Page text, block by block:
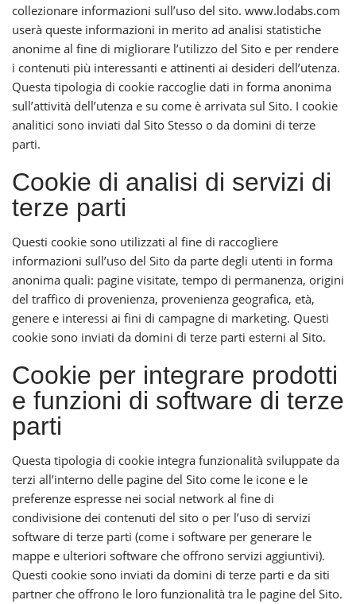
collezionare informazioni sull’uso del sito. www.lodabs.com
userà queste informazioni in merito ad analisi statistiche
anonime al fine di migliorare l’utilizzo del Sito e per rendere
i contenuti più interessanti e attinenti ai desideri dell’utenza.
Questa tipologia di cookie raccoglie dati in forma anonima
sull’attività dell’utenza e su come è arrivata sul Sito. I cookie
analitici sono inviati dal Sito Stesso o da domini di terze
parti.
Cookie di analisi di servizi di
terze parti
Questi cookie sono utilizzati al fine di raccogliere
informazioni sull’uso del Sito da parte degli utenti in forma
anonima quali: pagine visitate, tempo di permanenza, origini
del traffico di provenienza, provenienza geografica, età,
genere e interessi ai fini di campagne di marketing. Questi
cookie sono inviati da domini di terze parti esterni al Sito.
Cookie per integrare prodotti
e funzioni di software di terze
parti
Questa tipologia di cookie integra funzionalità sviluppate da
terzi all’interno delle pagine del Sito come le icone e le
preferenze espresse nei social network al fine di
condivisione dei contenuti del sito o per l’uso di servizi
software di terze parti (come i software per generare le
mappe e ulteriori software che offrono servizi aggiuntivi).
Questi cookie sono inviati da domini di terze parti e da siti
partner che offrono le loro funzionalità tra le pagine del Sito.